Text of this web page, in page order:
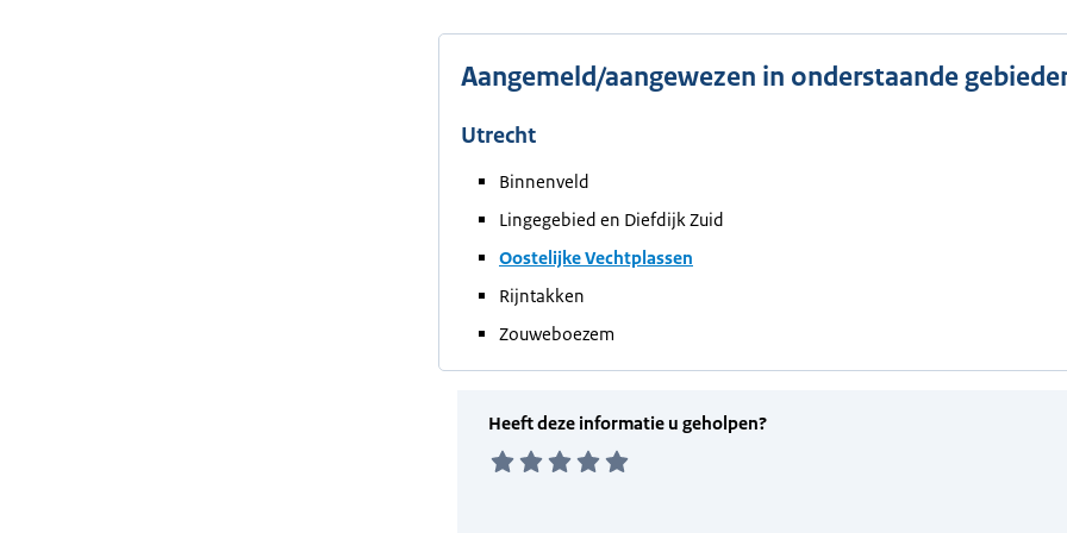
Aangemeld/aangewezen in onderstaande
Utrecht
Binnenveld
Lingegebied en Diefdijk Zuid
Oostelijke Vechtplassen
Rijntakken
Zouweboezem